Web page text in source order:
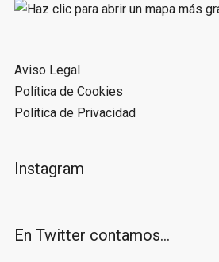
Aviso Legal
Política de Cookies
Política de Privacidad
Instagram
En Twitter contamos…